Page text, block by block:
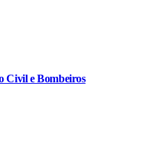
Civil e Bombeiros